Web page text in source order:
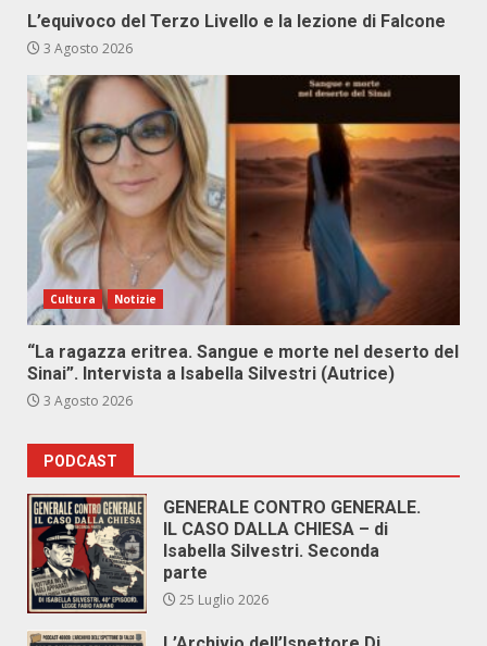
L’equivoco del Terzo Livello e la lezione di Falcone
3 Agosto 2026
Cultura Notizie
“La ragazza eritrea. Sangue e morte nel deserto del
Sinai”. Intervista a Isabella Silvestri (Autrice)
3 Agosto 2026
PODCAST
GENERALE CONTRO GENERALE.
IL CASO DALLA CHIESA – di
Isabella Silvestri. Seconda
parte
25 Luglio 2026